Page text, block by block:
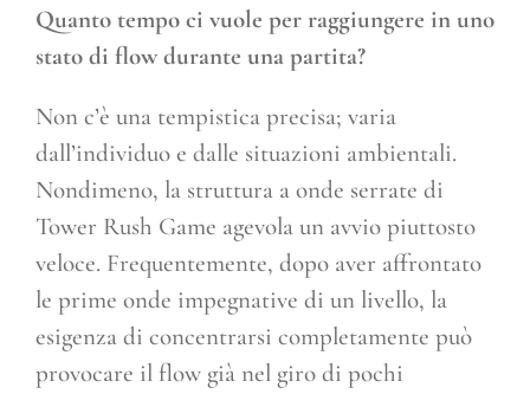
Quanto tempo ci vuole per raggiungere in uno
stato di flow durante una partita?
Non c’è una tempistica precisa; varia
dall’individuo e dalle situazioni ambientali.
Nondimeno, la struttura a onde serrate di
Tower Rush Game agevola un avvio piuttosto
veloce. Frequentemente, dopo aver affrontato
le prime onde impegnative di un livello, la
esigenza di concentrarsi completamente può
provocare il flow già nel giro di pochi